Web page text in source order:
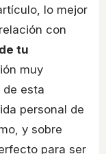
lo mejor
con
tu
muy
de esta
personal de
y sobre
para ser